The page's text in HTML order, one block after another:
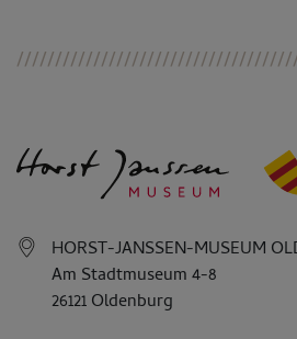
HORST-JANSSEN-MUSEUM
Am Stadtmuseum 4-8
26121 Oldenburg